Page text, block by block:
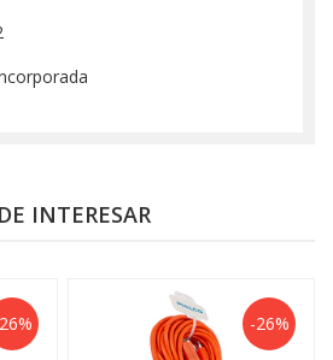
INTERESAR
-26%